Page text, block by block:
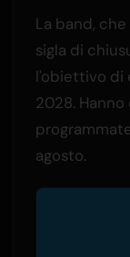
La band,
sigla di
l'obiettivo di
2028.
agosto.